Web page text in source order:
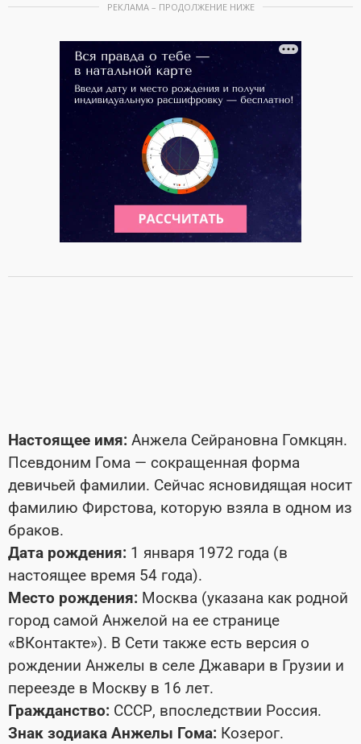
РЕКЛАМА – ПРОДОЛЖЕНИЕ НИЖЕ
Настоящее имя: Анжела Сейрановна Гомкцян.
Псевдоним Гома — сокращенная форма
девичьей фамилии. Сейчас ясновидящая носит
фамилию Фирстова, которую взяла в одном из
браков.
Дата рождения: 1 января 1972 года (в
настоящее время 54 года).
Место рождения: Москва (указана как родной
город самой Анжелой на ее странице
«ВКонтакте»). В Сети также есть версия о
рождении Анжелы в селе Джавари в Грузии и
переезде в Москву в 16 лет.
Гражданство: СССР, впоследствии Россия.
Знак зодиака Анжелы Гома: Козерог.